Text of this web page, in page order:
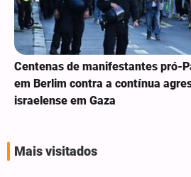
Centenas de manifestantes pró-
em Berlim contra a contínua
israelense em Gaza
Mais visitados